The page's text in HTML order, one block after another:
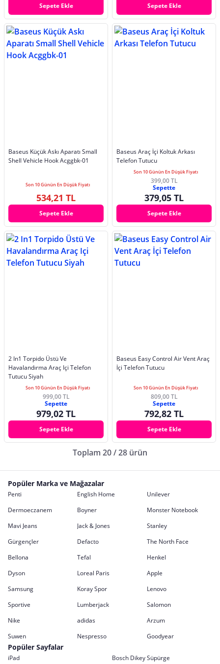
Sepete Ekle Sepete Ekle
Baseus Küçük Askı Aparatı Small
Shell Vehicle Hook Acggbk-01
Son 10 Günün En Düşük Fiyatı
534,21 TL
Sepete Ekle
Baseus Araç İçi Koltuk Arkası
Telefon Tutucu
Son 10 Günün En Düşük Fiyatı
399,00 TL
Sepette
379,05 TL
Sepete Ekle
2 In1 Torpido Üstü Ve
Havalandırma Araç Içi Telefon
Tutucu Siyah
Son 10 Günün En Düşük Fiyatı
999,00 TL
Sepette
979,02 TL
Sepete Ekle
Baseus Easy Control Air Vent Araç
İçi Telefon Tutucu
Son 10 Günün En Düşük Fiyatı
809,00 TL
Sepette
792,82 TL
Sepete Ekle
Toplam 20 / 28 ürün
Popüler Marka ve Mağazalar
Penti English Home
Unilever
Dermoeczanem
Boyner
Monster Notebook
Mavi Jeans
Jack & Jones
Stanley
Gürgençler
Defacto
The North Face
Bellona
Tefal
Henkel
Dyson
Loreal Paris
Apple
Samsung
Koray Spor
Lenovo
Sportive
Lumberjack
Salomon
Nike
adidas
Arzum
Suwen
Nespresso Goodyear
Popüler Sayfalar
iPad
Bosch Dikey Süpürge